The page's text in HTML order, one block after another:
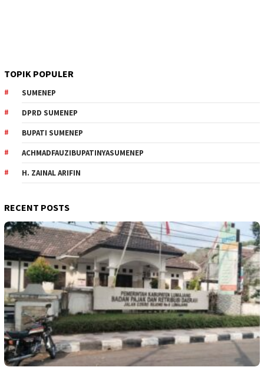
TOPIK POPULER
SUMENEP
DPRD SUMENEP
BUPATI SUMENEP
ACHMADFAUZIBUPATINYASUMENEP
H. ZAINAL ARIFIN
RECENT POSTS